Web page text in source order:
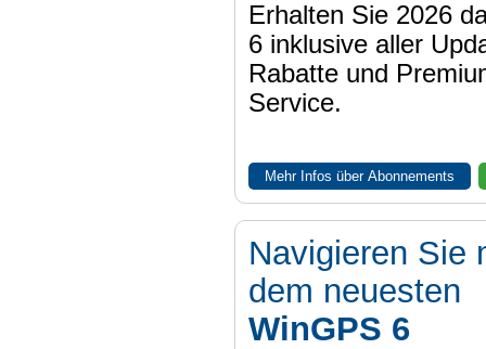
Erhalten Sie 2026
6 inklusive aller
Rabatte und
Service.
Mehr Infos über Abonnements
Navigieren Sie
dem neuesten
WinGPS 6